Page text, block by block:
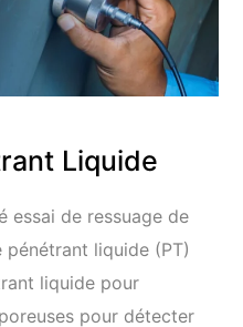
Liquide
essai de ressuage de
liquide (PT)
liquide pour
pour détecter